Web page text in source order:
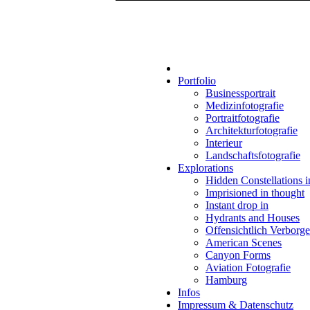
Portfolio
Businessportrait
Medizinfotografie
Portraitfotografie
Architekturfotografie
Interieur
Landschaftsfotografie
Explorations
Hidden Constellations
Imprisioned in thought
Instant drop in
Hydrants and Houses
Offensichtlich
American Scenes
Canyon Forms
Aviation Fotografie
Hamburg
Infos
Impressum & Datenschutz